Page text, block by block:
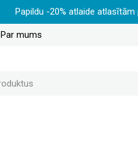
Papildu -20% atlaide
Par mums